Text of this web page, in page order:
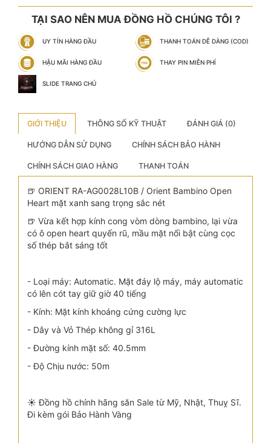
TẠI SAO NÊN MUA ĐỒNG HỒ CHÚNG TÔI ?
UY TÍN HÀNG ĐẦU THANH TOÁN DỄ DÀNG (COD)
HẬU MÃI HÀNG ĐẦU THAY PIN MIỄN PHÍ
SLIDE TRANG CHỦ
GIỚI THIỆU THÔNG SỐ KỸ THUẬT ĐÁNH GIÁ (0)
HƯỚNG DẪN SỬ DỤNG CHÍNH SÁCH BẢO HÀNH
CHÍNH SÁCH GIAO HÀNG THANH TOÁN
🍺 ORIENT RA-AG0028L10B / Orient Bambino Open
Heart mặt xanh sang trọng sắc nét
🍺 Vừa kết hợp kính cong vòm dòng bambino, lại vừa
có ô open heart quyến rũ, mầu mặt nổi bật cùng cọc
số thép bắt sáng tốt
- Loại máy: Automatic. Mặt đáy lộ máy, máy automatic
có lên cót tay giữ giờ 40 tiếng
- Kính: Mặt kính khoáng cứng cường lực
- Dây và Vỏ Thép không gỉ 316L
- Đường kính mặt số: 40.5mm
- Độ Chịu nước: 50m
☀️ Đồng hồ chính hãng săn Sale từ Mỹ, Nhật, Thuỵ Sĩ.
Đi kèm gói Bảo Hành Vàng